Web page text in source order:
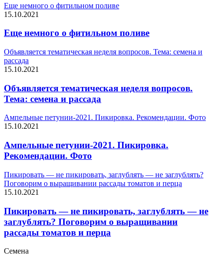
Еще немного о фитильном поливе
15.10.2021
Еще немного о фитильном поливе
Объявляется тематическая неделя вопросов. Тема: семена и
рассада
15.10.2021
Объявляется тематическая неделя вопросов.
Тема: семена и рассада
Ампельные петунии-2021. Пикировка. Рекомендации. Фото
15.10.2021
Ампельные петунии-2021. Пикировка.
Рекомендации. Фото
Пикировать — не пикировать, заглублять — не заглублять?
Поговорим о выращивании рассады томатов и перца
15.10.2021
Пикировать — не пикировать, заглублять — не
заглублять? Поговорим о выращивании
рассады томатов и перца
Семена